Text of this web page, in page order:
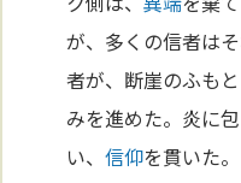
が、多くの信者は
者が、断崖のふも
みを進めた。炎に
い、信仰を貫いた。